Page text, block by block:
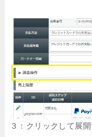
３：クリックして展